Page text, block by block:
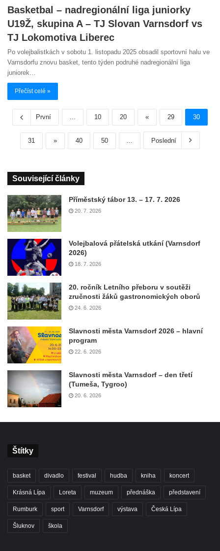
Basketbal – nadregionální liga juniorky
U19Ž, skupina A – TJ Slovan Varnsdorf vs
TJ Lokomotiva Liberec
Po volejbalistkách v sobotu 1. listopadu 2025 obsadil sportovní halu ve
Varnsdorfu znovu basket, tento týden podruhé nadregionální liga
juniorek…
Přečíst celé »
První 10 20 « 29 30
31 » 40 50 Poslední
Související články
Příměstský tábor 13. – 17. 7. 2026
20. 7. 2026
Volejbalová přátelská utkání (Varnsdorf
2026)
18. 7. 2026
20. ročník Letního přeboru v soutěži
zručnosti žáků gastronomických oborů
24. 6. 2026
Slavnosti města Varnsdorf 2026 – hlavní
program
22. 6. 2026
Slavnosti města Varnsdorf – den třetí
(Tumeša, Tygroo)
20. 6. 2026
Štítky
basket divadlo festival hudba kniha koncert
Krásná Lípa Loreta muzeum přednáška představení
Rumburk sport Varnsdorf výstava Česká Lípa
Šluknov škola